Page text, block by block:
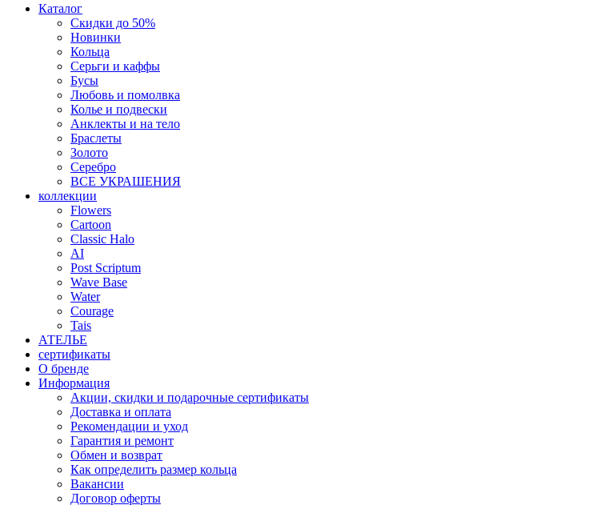
Каталог
Скидки до 50%
Новинки
Кольца
Серьги и каффы
Бусы
Любовь и помолвка
Колье и подвески
Анклекты и на тело
Браслеты
Золото
Серебро
ВСЕ УКРАШЕНИЯ
коллекции
Flowers
Cartoon
Classic Halo
AI
Post Scriptum
Wave Base
Water
Courage
Tais
АТЕЛЬЕ
сертификаты
О бренде
Информация
Акции, скидки и подарочные сертификаты
Доставка и оплата
Рекомендации и уход
Гарантия и ремонт
Обмен и возврат
Как определить размер кольца
Вакансии
Договор оферты